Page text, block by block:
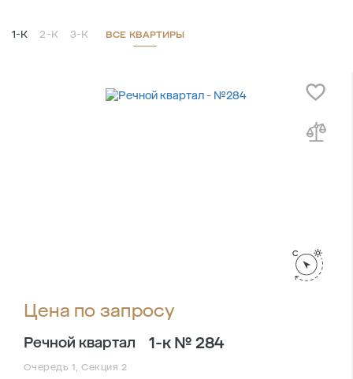
1-К 2-К 3-К ВСЕ КВАРТИРЫ
Цена по запросу
Речной квартал 1-к № 284
Очередь 1, Секция 2